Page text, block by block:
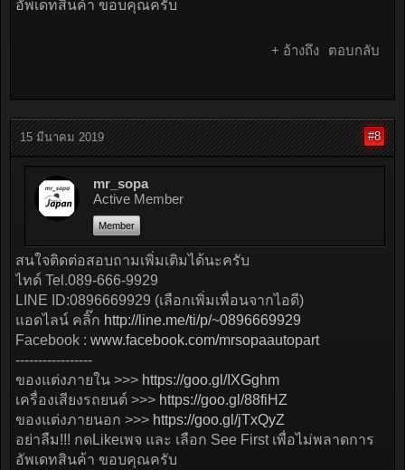
อัพเดทสินค้า ขอบคุณครับ
+ อ้างถึง ตอบกลับ
15 มีนาคม 2019 #8
mr_sopa
Active Member
Member
สนใจติดต่อสอบถามเพิ่มเติมได้นะครับ
ไทด์ Tel.089-666-9929
LINE ID:0896669929 (เลือกเพิ่มเพื่อนจากไอดี)
แอดไลน์ คลิ๊ก http://line.me/ti/p/~0896669929
Facebook : www.facebook.com/mrsopaautopart
-----------------
ของแต่งภายใน >>> https://goo.gl/IXGghm
เครื่องเสียงรถยนต์ >>> https://goo.gl/88fiHZ
ของแต่งภายนอก >>> https://goo.gl/jTxQyZ
อย่าลืม!!! กดLikeเพจ และ เลือก See First เพื่อไม่พลาดการ
อัพเดทสินค้า ขอบคุณครับ